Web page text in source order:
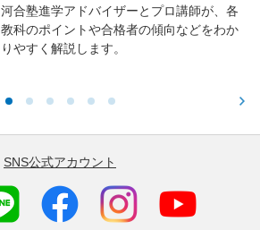
河合塾進学アドバイザーとプロ講師が、各
教科のポイントや合格者の傾向などをわか
りやすく解説します。
SNS公式アカウント